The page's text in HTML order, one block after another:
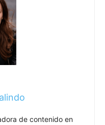
de contenido en